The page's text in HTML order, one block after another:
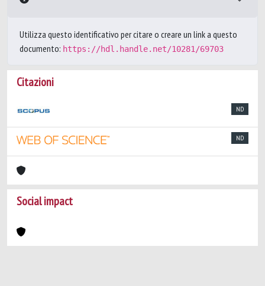
Utilizza questo identificativo per citare o creare un link a questo
documento: https://hdl.handle.net/10281/69703
Citazioni
ND
ND
Social impact